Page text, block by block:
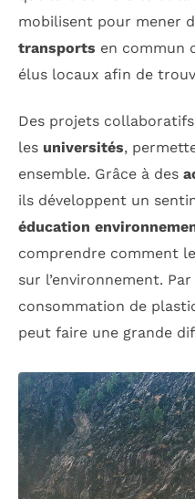
mobilisent pour mener
transports en commun
élus locaux afin de
Des projets
les universités,
ensemble. Grâce à des
ils développent un
éducation
comprendre comment
sur l’environnement.
consommation de
peut faire une grande